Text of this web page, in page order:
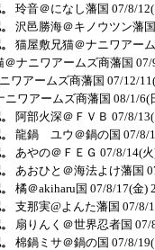
玲音＠になし藩国 07/8/
沢邑勝海＠キノウツン藩国
猫屋敷兄猫＠ナニワアー
ナニワアームズ商藩国 07/
ワアームズ商藩国 07/12/
ニワアームズ商藩国 08/1/6(
阿部火深＠ＦＶＢ 07/8/
龍鍋 ユウ＠鍋の国 07/8/
あやの＠ＦＥＧ 07/8/14(
あおひと＠海法よけ藩国
橘＠akiharu国 07/8/17(金)
支那実@よんた藩国 07/8/
扇りんく＠世界忍者国 07/
棉鍋ミサ＠鍋の国 07/8/